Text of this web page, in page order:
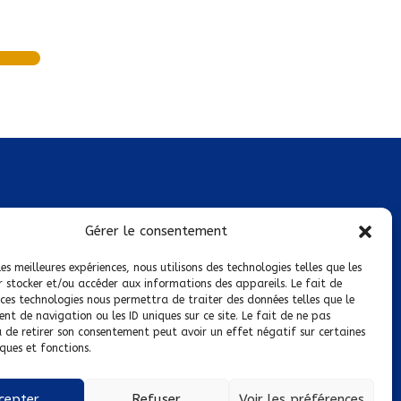
Gérer le consentement
meilleures expériences, nous utilisons des technologies telles que les
stocker et/ou accéder aux informations des appareils. Le fait de
technologies nous permettra de traiter des données telles que le
de navigation ou les ID uniques sur ce site. Le fait de ne pas
de retirer son consentement peut avoir un effet négatif sur certaines
et fonctions.
de confidentialité
de cookies
suivre sur :